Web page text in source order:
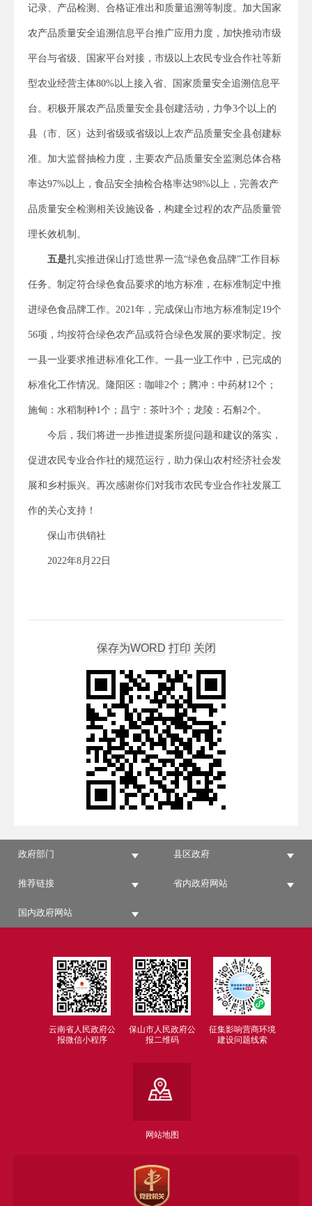
记录、产品检测、合格证准出和质量追溯等制度。加大国家
农产品质量安全追溯信息平台推广应用力度，加快推动市级
平台与省级、国家平台对接，市级以上农民专业合作社等新
型农业经营主体80%以上接入省、国家质量安全追溯信息平
台。积极开展农产品质量安全县创建活动，力争3个以上的
县（市、区）达到省级或省级以上农产品质量安全县创建标
准。加大监督抽检力度，主要农产品质量安全监测总体合格
率达97%以上，食品安全抽检合格率达98%以上，完善农产
品质量安全检测相关设施设备，构建全过程的农产品质量管
理长效机制。
五是扎实推进保山打造世界一流“绿色食品牌”工作目标
任务。制定符合绿色食品要求的地方标准，在标准制定中推
进绿色食品牌工作。2021年，完成保山市地方标准制定19个
56项，均按符合绿色农产品或符合绿色发展的要求制定。按
一县一业要求推进标准化工作。一县一业工作中，已完成的
标准化工作情况。隆阳区：咖啡2个；腾冲：中药材12个；
施甸：水稻制种1个；昌宁：茶叶3个；龙陵：石斛2个。
今后，我们将进一步推进提案所提问题和建议的落实，
促进农民专业合作社的规范运行，助力保山农村经济社会发
展和乡村振兴。再次感谢你们对我市农民专业合作社发展工
作的关心支持！
保山市供销社
2022年8月22日
政府部门 县区政府
推荐链接 省内政府网站
国内政府网站
云南省人民政府公
报微信小程序
保山市人民政府公
报二维码
征集影响营商环境
建设问题线索
网站地图